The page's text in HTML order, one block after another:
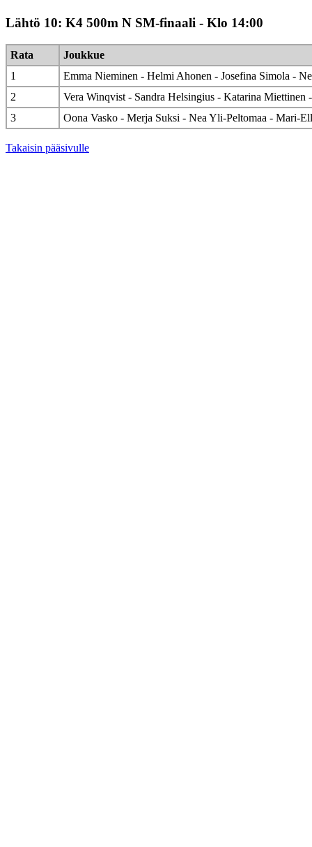
Lähtö 10: K4 500m N SM-finaali - Klo 14:00
Rata
Joukkue
1
Emma Nieminen - Helmi Ahonen - Josefina Simola -
2
Vera Winqvist - Sandra Helsingius - Katarina Miettinen
3
Oona Vasko - Merja Suksi - Nea Yli-Peltomaa - Mari-
Takaisin pääsivulle